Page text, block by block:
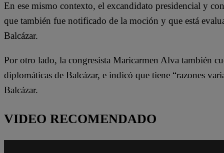
En ese mismo contexto, el excandidato presidencial y
que también fue notificado de la moción y que está
Balcázar.
Por otro lado, la congresista Maricarmen Alva también
diplomáticas de Balcázar, e indicó que tiene “razones
Balcázar.
VIDEO RECOMENDADO